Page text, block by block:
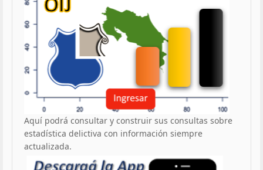
Aquí podrá consultar y construir sus consultas sobre
estadística delictiva con información siempre
actualizada.